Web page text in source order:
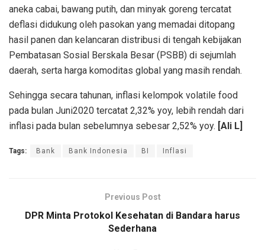
aneka cabai, bawang putih, dan minyak goreng tercatat
deflasi didukung oleh pasokan yang memadai ditopang
hasil panen dan kelancaran distribusi di tengah kebijakan
Pembatasan Sosial Berskala Besar (PSBB) di sejumlah
daerah, serta harga komoditas global yang masih rendah.
Sehingga secara tahunan, inflasi kelompok volatile food
pada bulan Juni2020 tercatat 2,32% yoy, lebih rendah dari
inflasi pada bulan sebelumnya sebesar 2,52% yoy. [Ali L]
Tags: Bank Bank Indonesia BI Inflasi
Previous Post
DPR Minta Protokol Kesehatan di Bandara harus
Sederhana